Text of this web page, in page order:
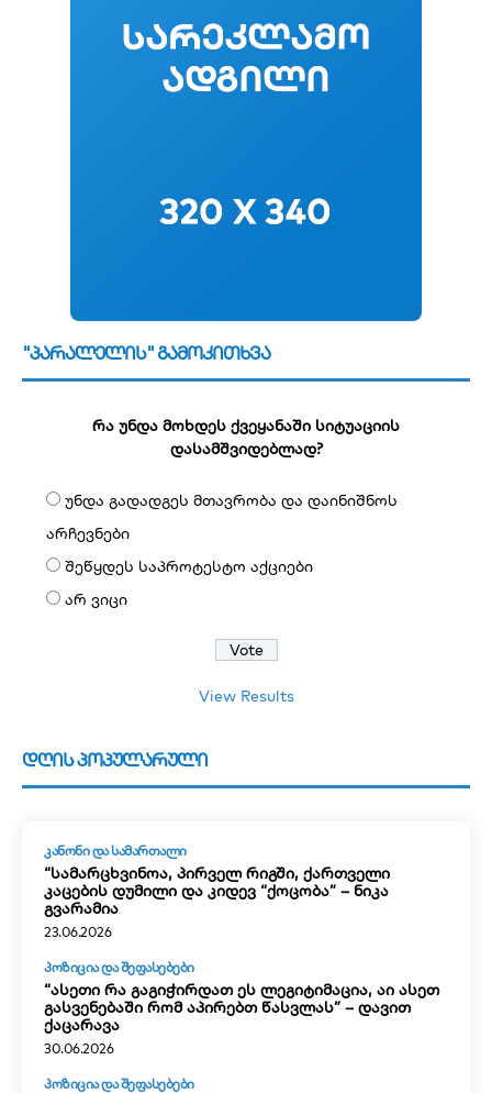
"პარალელის" გამოკითხვა
რა უნდა მოხდეს ქვეყანაში სიტუაციის
დასამშვიდებლად?
უნდა გადადგეს მთავრობა და დაინიშნოს
არჩევნები
შეწყდეს საპროტესტო აქციები
არ ვიცი
View Results
დღის პოპულარული
ᲙᲐᲜᲝᲜᲘ ᲓᲐ ᲡᲐᲛᲐᲠᲗᲐᲚᲘ
“სამარცხვინოა, პირველ რიგში, ქართველი
კაცების დუმილი და კიდევ “ქოცობა” – ნიკა
გვარამია
23.06.2026
ᲞᲝᲖᲘᲪᲘᲐ ᲓᲐ ᲨᲔᲤᲐᲡᲔᲑᲔᲑᲘ
“ასეთი რა გაგიჭირდათ ეს ლეგიტიმაცია, აი ასეთ
გასვენებაში რომ აპირებთ წასვლას” – დავით
ქაცარავა
30.06.2026
ᲞᲝᲖᲘᲪᲘᲐ ᲓᲐ ᲨᲔᲤᲐᲡᲔᲑᲔᲑᲘ